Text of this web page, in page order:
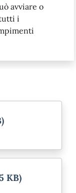
avviare o
i
KB)